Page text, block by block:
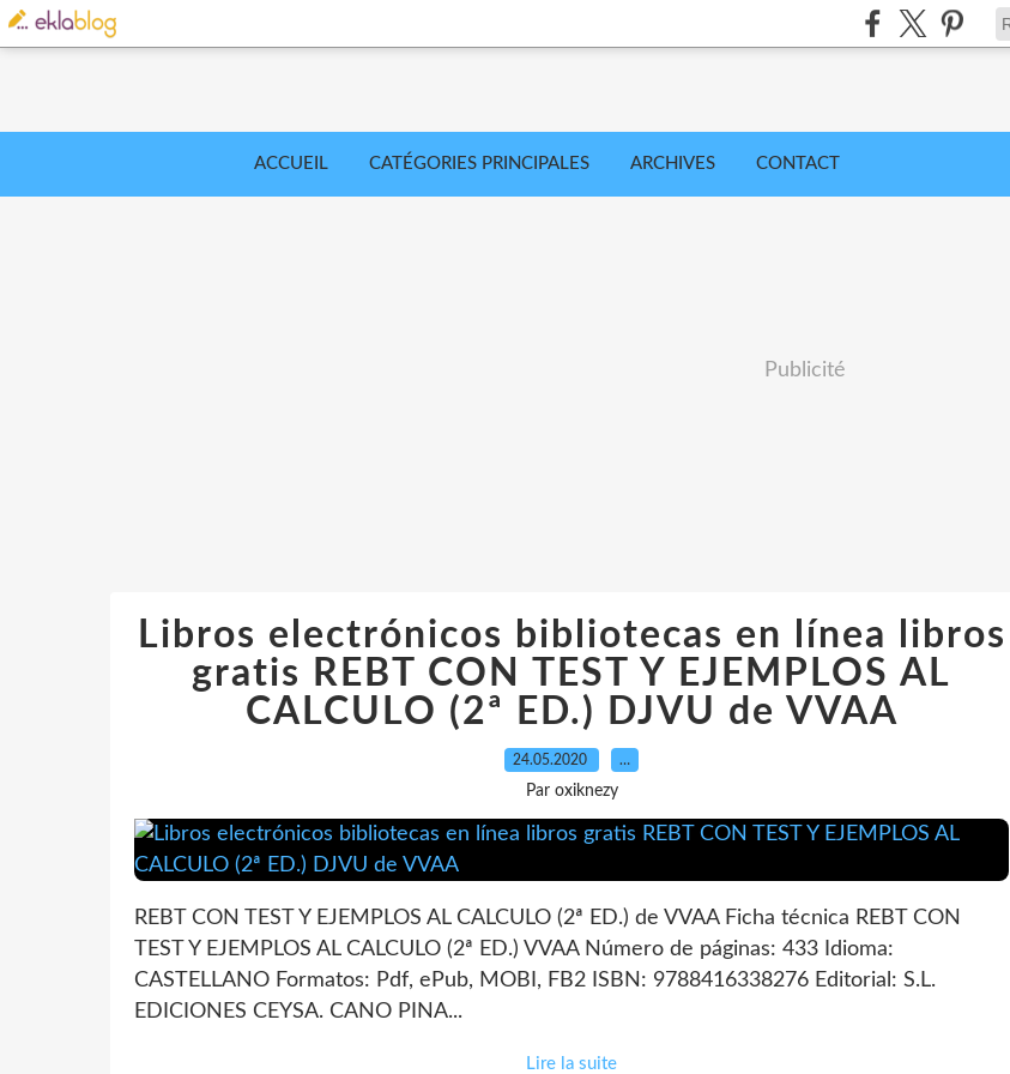
ACCUEIL CATÉGORIES PRINCIPALES ARCHIVES CONTACT
Publicité
Libros electrónicos bibliotecas en línea libros
gratis REBT CON TEST Y EJEMPLOS AL
CALCULO (2ª ED.) DJVU de VVAA
24.05.2020 …
Par oxiknezy
REBT CON TEST Y EJEMPLOS AL CALCULO (2ª ED.) de VVAA Ficha técnica REBT CON
TEST Y EJEMPLOS AL CALCULO (2ª ED.) VVAA Número de páginas: 433 Idioma:
CASTELLANO Formatos: Pdf, ePub, MOBI, FB2 ISBN: 9788416338276 Editorial: S.L.
EDICIONES CEYSA. CANO PINA...
Lire la suite